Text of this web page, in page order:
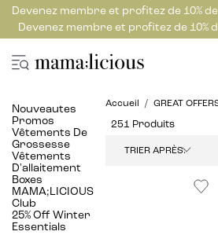
Devenez membre et profitez de 10%
Devenez membre et profitez de 10%
Nouveautes
Promos
Vêtements De
Grossesse
Vêtements
D'allaitement
Boxes
MAMA;LICIOUS
Club
25% Off Winter
Essentials
Accueil GREAT
251 Produits
TRIER APRÈS: